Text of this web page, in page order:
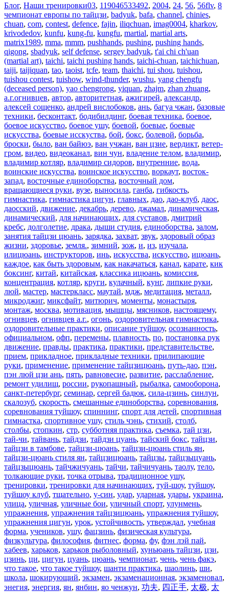
Блог, Наши тренировки03, 119046533492, 2004, 24, 56, 56flv, 8
чемпионат европы по тайцзи, badyuk, bafa, channel, chinies,
chuan, com, contest, defence, fajin, iliqchuan, imag0004, kharkov,
krivodedov, kunfu, kung-fu, kungfu, martial, martial arts,
matrix1989, mma, mmm, pushhands, pushing, pushing hands,
qigong, sbadyuk, self defense, sergey badyuk, t'ai chi ch'uan
(martial art), taichi, taichi pushing hands, taichi-chuan, taichichuan,
taiji, taijiquan, tao, taoist, tcfe, team, thaichi, tui shou, tuishou,
tuishou contest, tuishow, wind-thunder, wushu, yang chengfu
(deceased person), yao chengrong, yiquan, zhajm, zhan zhuang,
а.г.огнивцев, автор, авторитетная, ажигирей, александр,
алексей сощенко, андрей вислобоков, ань, багуа чжан, базовые
техники, бесконтакт, бодибилдинг, боевая техника, боевое,
боевое искусство, боевое ушу, боевой, боевые, боевые
искусства, боевые исскуства, бой, бокс, болевой, борьба,
броски, было, ван байюэ, ван учжан, ван цзие, вердикт, ветер-
гром, видео, видеоканал, вин чун, владение телом, владимир,
владимир котляр, владимир сидоров, внутренние, вода,
воинские искусства, воинское искусство, воркаут, восток-
запад, восточные единоборства, восточный дом,
вращающиеся руки, вузе, выносила, ганба, гибкость,
гимнастика, гимнастика цигун, главных, дао, дао-клуб, даос,
даосский, движение, декабрь, дерево, джамал, динамическая,
динамический, для начинающих, для суставов, дмитрий
кребс, долголетие, драка, дыши студия, единоборства, залом,
занятия тайцзи цюань, зарядка, захват, звук, здоровый образ
жизни, здоровье, земля., зимний, зож, и, из, изучала,
илицюань, инструкторов, инь, искусства, искусство, ицюань,
каждое, как быть здоровым, как накачаться, канал, карате, кик
боксинг, китай, китайская, классика ицюань, комиссия,
концентрация, котляр, круги, кулачный, кунг, липкие руки,
люй, мастер, мастеркласс, маутай, мдж, медитация, металл,
микроджиг, миксфайт, митюрич, моменты, монастыря,
монтаж, москва, мотивация, мышцы, мясников, настоящему,
огнивцев, огнивцев а.г., огонь, оздоровительная гимнастика,
оздоровительные практики, описание туйшоу, осознанность,
официальном, офп, перемены, плавность, по, постановка рук
движение, правды, практика, практики, представительстве,
прием, прикладное, прикладные техники, прилипающие
руки, применение, применение тайцзицюань, путь-дао, пэн,
пэн люй цзи ань, пять, равновесие, развитие, расслабление,
ремонт удилищ, россии, рукопашный, рыбалка, самооборона,
санкт-петербург, семинар, сергей бадюк, сила-цзинь, синлун,
скалозуб, скорость, смешанные единоборства, соревнования,
соревнования туйшоу, спиннинг, спорт для детей, спортивная
гимнастка, спортивное ушу, стиль чэнь, стихий, столб,
столбы, стопкин, стр, субботняя практика, съемка, тай цзи,
тай-чи, тайвань, тайдзи, тайдзи цуань, тайский бокс, тайцзи,
тайцзи в тамбове, тайцзи-цюань, тайцзи-цюань стиль ян,
тайцзи-цюань стиля ян, тайцзицюань, тайцзы, тайцзыцуань,
тайцзыцюань, тайчжичуань, тайчи, тайчичуань, таолу, тело,
толкающие руки, точка отрыва, традиционное ушу,
тренировки, тренировки для начинающих, туй-шоу, туйшоу,
туйшоу клуб, тщательно, у-син, удар, ударная, удары, украина,
улица, уличная, уличные бои, уличный спорт, улунмень,
упражнения, упражнения тайцзицюань, упражнения туйшоу,
упражнения цигун, урок, устойчивость, утверждал, учебная
форма, учеников, ушу, фацзинь, физическая культура,
физкультура, философия, фитнес, форма, фу, фэн лэй пай,
хабеев, харьков, харьков рыболовный, хуньюань тайцзи, цзи,
цзинь, ци, цигун, цуань, цюань, чемпионат, чень, чень факэ,
что такое, что такое туйшоу, шанти практика, шаолинь, ши,
школа, шокирующий, экзамен, экзаменационная, экзаменовал,
энегия, энергия, ян, янбин, яо ченжун, 功夫, 四正手, 太极, 太